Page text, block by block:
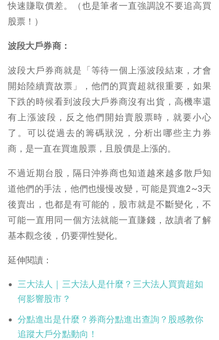
快速賺取價差。（也是筆者一直強調說不要追高買
股票！）
波段大戶券商：
波段大戶券商就是「等待一個上漲波段結束，才會
開始陸續賣故票」，他們的買賣超就很重要，如果
下跌的時候看到波段大戶券商沒有出貨，高機率還
有上漲波段，反之他們開始賣股票時，就要小心
了。可以從過去的籌碼狀況，分析出哪些主力券
商，是一直在買進股票，且股價是上漲的。
不過近期台股，隔日沖券商也知道越來越多散戶知
道他們的手法，他們也慢慢改變，可能是買進2~3天
後賣出，也都是有可能的，股市就是不斷變化，不
可能一直用同一個方法就能一直賺錢，故讀者了解
基本觀念後，仍要彈性變化。
延伸閱讀：
三大法人｜三大法人是什麼？三大法人買賣超如
何影響股市？
分點進出是什麼？券商分點進出查詢？股感教你
追蹤大戶分點動向！